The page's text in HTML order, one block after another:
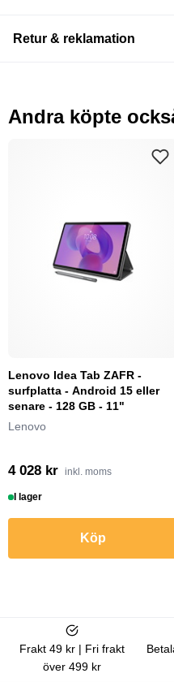
Retur & reklamation
Andra köpte
Lenovo Idea Tab ZAFR -
surfplatta - Android 15 eller
senare - 128 GB - 11"
Lenovo
4 028 kr inkl. moms
I lager
Köp
Frakt 49 kr | Fri frakt
över 499 kr